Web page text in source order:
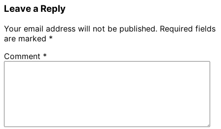
Leave a Reply
Your email address will not be published. Required fields
are marked *
Comment *